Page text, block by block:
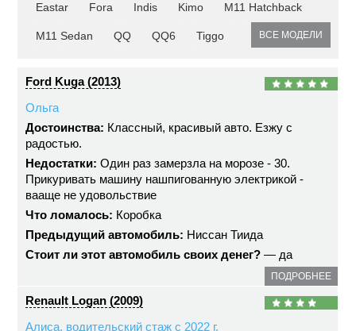
Eastar Fora Indis Kimo M11 Hatchback
M11 Sedan QQ QQ6 Tiggo ВСЕ МОДЕЛИ
Ford Kuga (2013)
Ольга
Достоинства: Классный, красивый авто. Езжу с
радостью.
Недостатки: Один раз замерзла на морозе - 30.
Прикуривать машину нашпигованную электрикой -
вааще не удовольствие
Что ломалось: Коробка
Предыдущий автомобиль: Ниссан Тиида
Стоит ли этот автомобиль своих денег? — да
ПОДРОБНЕЕ
Renault Logan (2009)
Алиса, водительский стаж с 2022 г.